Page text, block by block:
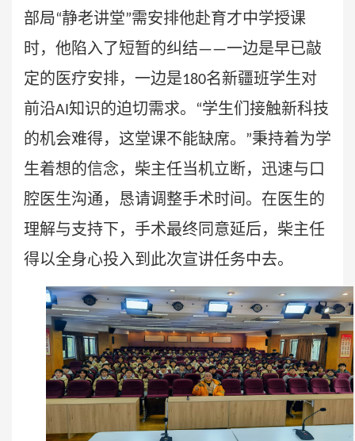
部局“静老讲堂”需安排他赴育才中学授课
时，他陷入了短暂的纠结——一边是早已敲
定的医疗安排，一边是180名新疆班学生对
前沿AI知识的迫切需求。 “学生们接触新科技
的机会难得，这堂课不能缺席。 ”秉持着为学
生着想的信念，柴主任当机立断，迅速与口
腔医生沟通，恳请调整手术时间。在医生的
理解与支持下，手术最终同意延后，柴主任
得以全身心投入到此次宣讲任务中去。